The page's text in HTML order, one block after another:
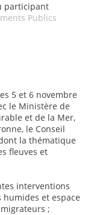
participant
Publics
5 et 6 novembre
le Ministère de
et de la Mer,
le Conseil
la thématique
fleuves et
interventions
et espace
;